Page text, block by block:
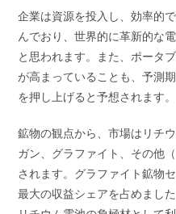
企業は資源を投入し、効率的
んでおり、世界的に革新的な
と思われます。また、ポータ
が高まっていることも、予測
を押し上げると予想されます。
鉱物の観点から、市場はリチ
ガン、グラファイト、その他
されます。グラファイト鉱物
最大の収益シェアを占めまし